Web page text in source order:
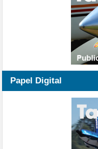
Papel Digital